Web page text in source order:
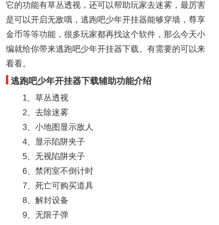
它的功能有草丛透视，还可以帮助玩家去迷雾，最厉害
是可以开启无敌哦，逃跑吧少年开挂器能够穿墙，尊享
金币等等功能，很多玩家都再找这个软件，那么今天小
编就给你带来逃跑吧少年开挂器下载。有需要的可以来
看看。
逃跑吧少年开挂器下载辅助功能介绍
1、草丛透视
2、去除迷雾
3、小地图显示敌人
4、显示陷阱夹子
5、无视陷阱夹子
6、禁闭室不倒计时
7、死亡可购买道具
8、解封设备
9、无限子弹